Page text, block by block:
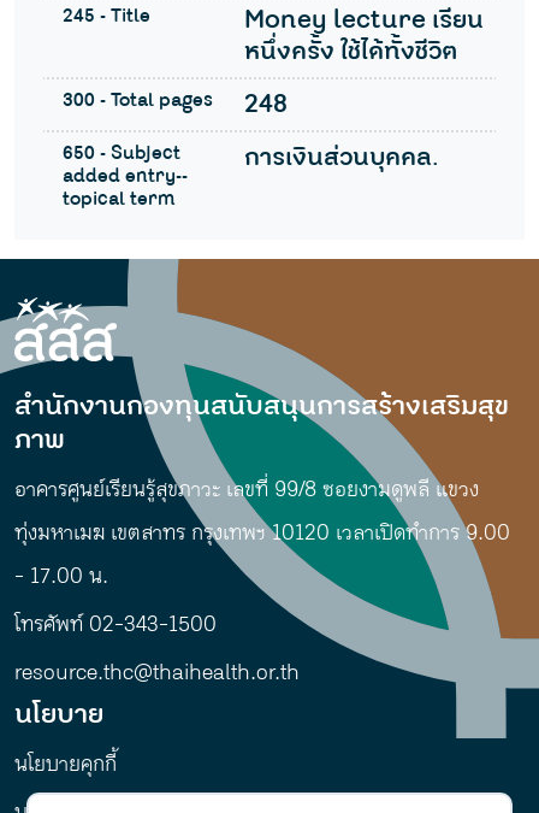
245 - Title
Money lecture เรียน
หนึ่งครั้ง ใช้ได้ทั้งชีวิต
300 - Total pages 248
650 - Subject
added entry--
topical term
การเงินส่วนบุคคล.
สำนักงานกองทุนสนับสนุนการสร้างเสริมสุข
ภาพ
อาคารศูนย์เรียนรู้สุขภาวะ เลขที่ 99/8 ซอยงามดูพลี แขวง
ทุ่งมหาเมฆ เขตสาทร กรุงเทพฯ 10120 เวลาเปิดทำการ 9.00
- 17.00 น.
โทรศัพท์ 02-343-1500
resource.thc@thaihealth.or.th
นโยบาย
นโยบายคุกกี้